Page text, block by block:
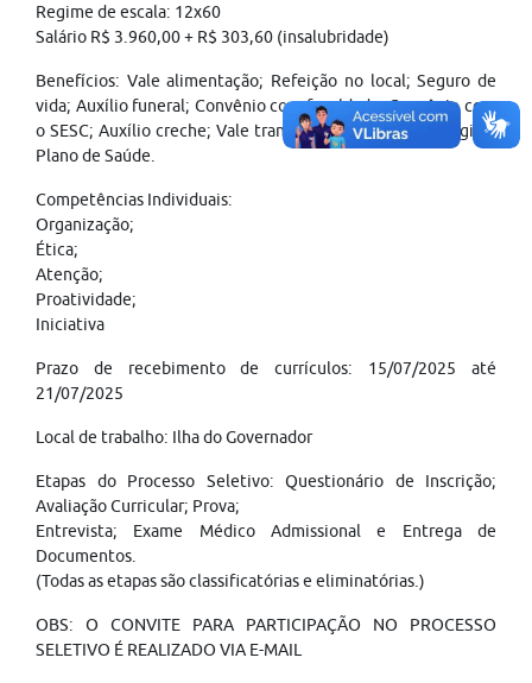
Regime de escala: 12x60
Salário R$ 3.960,00 + R$ 303,60 (insalubridade)
Benefícios: Vale alimentação; Refeição no local; Seguro de
vida; Auxílio funeral; Convênio com faculdade; Convênio com
o SESC; Auxílio creche; Vale transporte; Plano odontológico;
Plano de Saúde.
Competências Individuais:
Organização;
Ética;
Atenção;
Proatividade;
Iniciativa
Prazo de recebimento de currículos: 15/07/2025 até
21/07/2025
Local de trabalho: Ilha do Governador
Etapas do Processo Seletivo: Questionário de Inscrição;
Avaliação Curricular; Prova;
Entrevista; Exame Médico Admissional e Entrega de
Documentos.
(Todas as etapas são classificatórias e eliminatórias.)
OBS: O CONVITE PARA PARTICIPAÇÃO NO PROCESSO
SELETIVO É REALIZADO VIA E-MAIL